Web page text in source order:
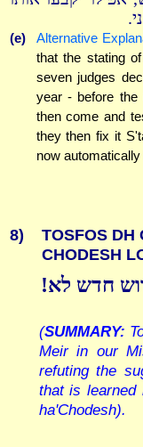
(e) Alternative
that the stating
seven judges
year - before the
then come and
they then fix it
now
8)
TOSFOS DH
CHODESH
חדש לא!
(SUMMARY:
Meir in our
refuting the
that is learned
ha'Chodesh).